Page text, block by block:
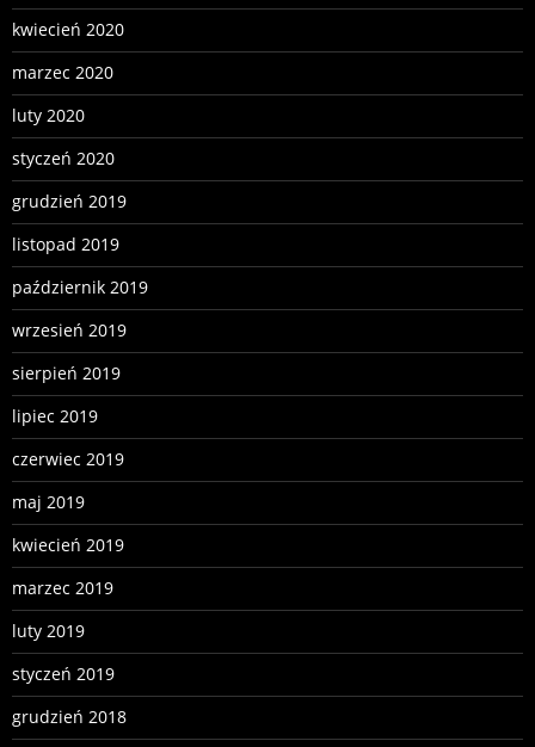
kwiecień 2020
marzec 2020
luty 2020
styczeń 2020
grudzień 2019
listopad 2019
październik 2019
wrzesień 2019
sierpień 2019
lipiec 2019
czerwiec 2019
maj 2019
kwiecień 2019
marzec 2019
luty 2019
styczeń 2019
grudzień 2018